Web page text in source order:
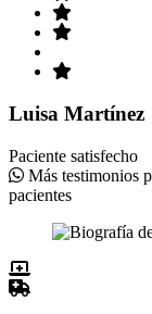
Luisa Martínez
Paciente satisfecho
Más testimonios
pacientes